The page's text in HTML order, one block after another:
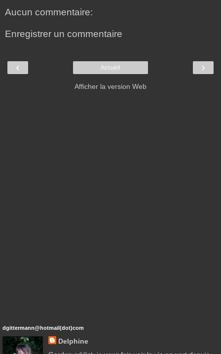
Aucun commentaire:
Enregistrer un commentaire
‹ ›
Accueil
Afficher la version Web
dgittermann@hotmail(dot)com
Delphine